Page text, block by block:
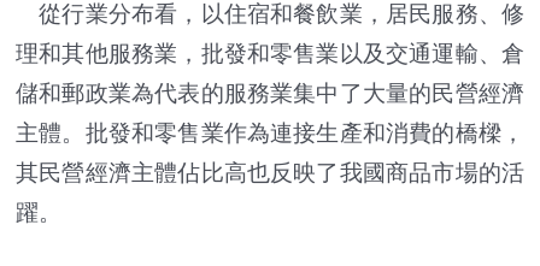
從行業分布看，以住宿和餐飲業，居民服務、修
理和其他服務業，批發和零售業以及交通運輸、倉
儲和郵政業為代表的服務業集中了大量的民營經濟
主體。批發和零售業作為連接生產和消費的橋樑，
其民營經濟主體佔比高也反映了我國商品市場的活
躍。